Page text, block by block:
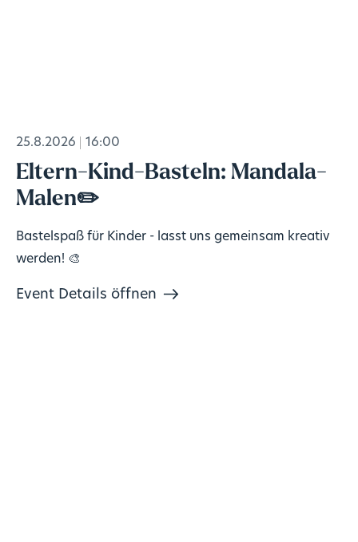
25.8.2026 16:00
Eltern-Kind-Basteln: Mandala-
Malen✏️
Bastelspaß für Kinder - lasst uns gemeinsam kreativ
werden! 🎨
Event Details öffnen